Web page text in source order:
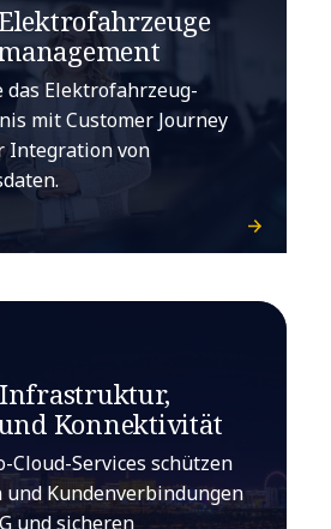
das Elektrofahrzeug-
mit Customer Journey
Integration von
Konnektivität
Cloud-Services schützen
und Kundenverbindungen
und sicheren